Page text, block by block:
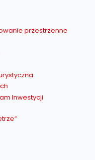
przestrzenne
Inwestycji